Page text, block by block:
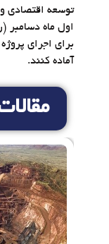
توسعه اقتصادی
اول ماه دسامبر
برای اجرای
آماده کنند.